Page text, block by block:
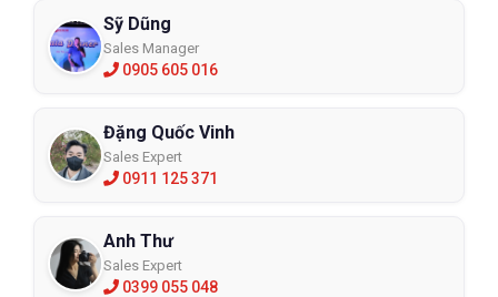
Sỹ Dũng
Sales Manager
0905 605 016
Đặng Quốc Vinh
Sales Expert
0911 125 371
Anh Thư
Sales Expert
0399 055 048